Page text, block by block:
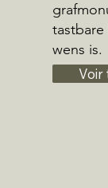
wens is.
Voir